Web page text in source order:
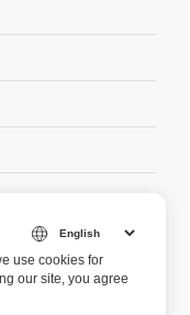
notes/2013/asp
use cookies for
our site, you agree